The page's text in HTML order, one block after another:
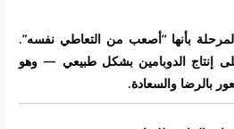
بأنها “أصعب من التعاطي نفسه”.
إنتاج الدوبامين بشكل طبيعي — وهو
بالرضا والسعادة.